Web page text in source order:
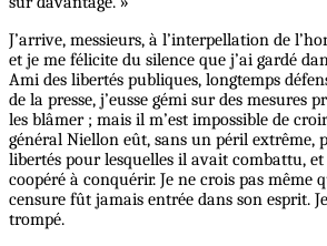
J’arrive, messieurs, à l’interpellation de
et je me félicite du silence que j’ai gardé
Ami des libertés publiques, longtemps
de la presse, j’eusse gémi sur des mesures
les blâmer ; mais il m’est impossible de
général Niellon eût, sans un péril extrême,
libertés pour lesquelles il avait combattu,
coopéré à conquérir. Je ne crois pas même
censure fût jamais entrée dans son esprit.
trompé.